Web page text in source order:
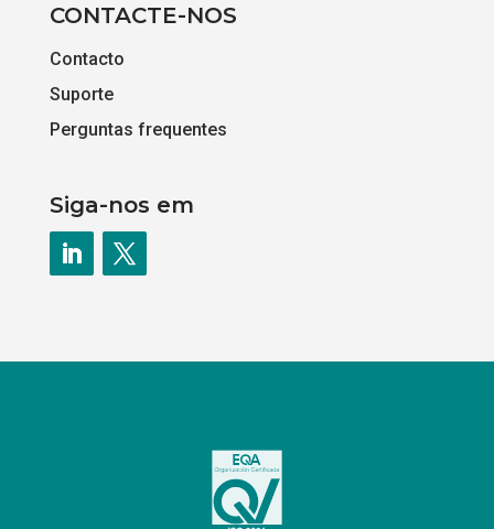
CONTACTE-NOS
Contacto
Suporte
Perguntas frequentes
Siga-nos em